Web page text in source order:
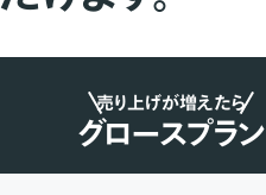
売り上げが増えたら
グロースプラン